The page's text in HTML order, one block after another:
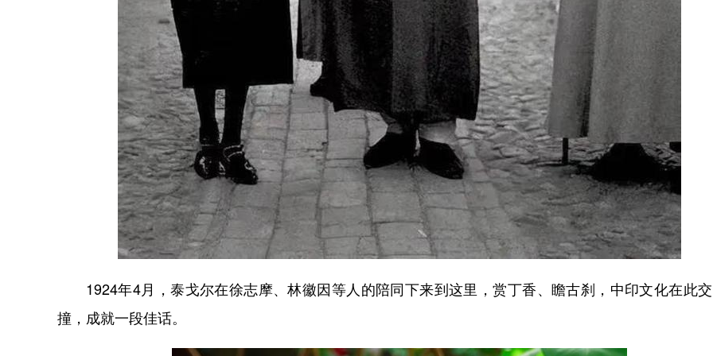
1924年4月，泰戈尔在徐志摩、林徽因等人的陪同下来到这里，赏丁香、瞻古刹，中印文化在此
撞，成就一段佳话。